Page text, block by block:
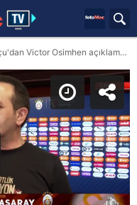
Galatasaray'da Abdullah Kavukçu'dan Victor Osimhen açıklaması! Teklif...